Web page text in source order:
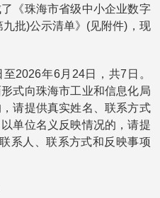
《珠海市省级中小企业数字
批)公示清单》(见附件)，现
年6月24日，共7日。
式向珠海市工业和信息化局
请提供真实姓名、联系方式
单位名义反映情况的，请提
系人、联系方式和反映事项